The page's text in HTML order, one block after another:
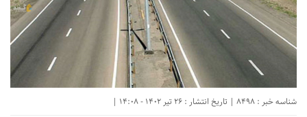
شناسه خبر : 8498 | تاریخ انتشار : 26 تیر 1402 - 14:08 |